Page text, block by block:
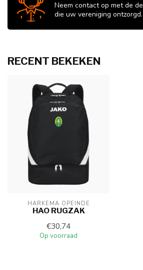
Neem contact op met de
die uw vereniging ontzorgd.
RECENT BEKEKEN
HARKEMA OPEINDE
HAO RUGZAK
€30,74
Op voorraad